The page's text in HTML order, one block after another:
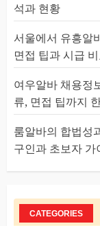
석과 현황
서울에서 유흥알
면접 팁과 시급
여우알바 채용정
류, 면접 팁까지
룸알바의 합법성
구인과 초보자 가
CATEGORIES